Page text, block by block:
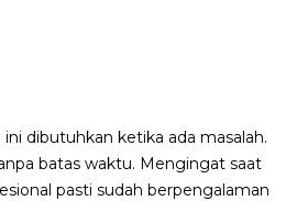
dibutuhkan ketika ada masalah.
batas waktu. Mengingat saat
pasti sudah berpengalaman